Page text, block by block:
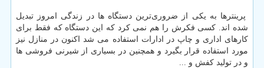
پرینترها به یکی از ضروری‌ترین دستگاه ها در زندگی امروز تبدیل
شده اند. کسی فکرش را هم نمی کرد که این دستگاه که فقط برای
کارهای اداری و چاپ در ادارات استفاده می شد اکنون در منازل نیز
مورد استفاده قرار بگیرد و همچنین در بسیاری از شیرنی فروشی ها
و در تولید کفش و ...